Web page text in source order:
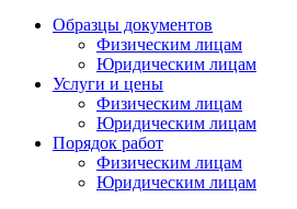
Образцы документов
Физическим лицам
Юридическим лицам
Услуги и цены
Физическим лицам
Юридическим лицам
Порядок работ
Физическим лицам
Юридическим лицам